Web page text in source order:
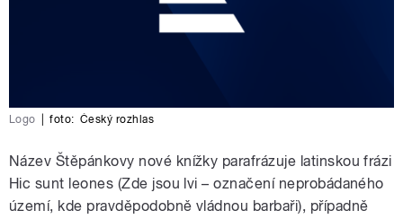
Logo foto: Český rozhlas
Název Štěpánkovy nové knížky parafrázuje latinskou frázi
Hic sunt leones (Zde jsou lvi – označení neprobádaného
území, kde pravděpodobně vládnou barbaři), případně